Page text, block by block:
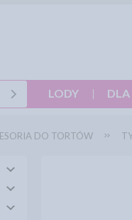
LODY DLA
DO TORTÓW